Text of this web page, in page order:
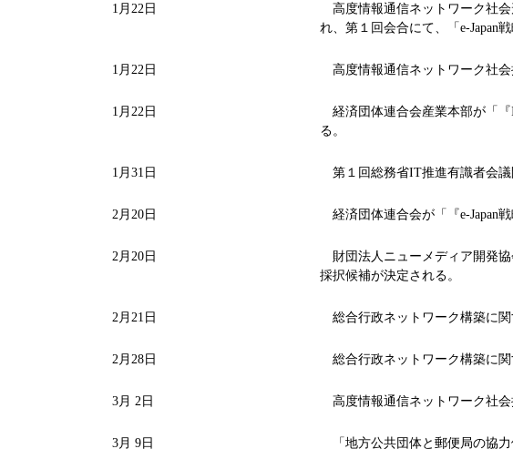
1月22日
高度情報通信ネットワーク社
れ、第１回会合にて、「e-Japan
1月22日 高度情報通信ネットワーク社会
1月22日
経済団体連合会産業本部が「
る。
1月31日 第１回総務省IT推進有識者会議
2月20日 経済団体連合会が「『e-Japan
2月20日
財団法人ニューメディア開発
採択候補が決定される。
2月21日 総合行政ネットワーク構築に関
2月28日 総合行政ネットワーク構築に関
3月 2日 高度情報通信ネットワーク社会
3月 9日 「地方公共団体と郵便局の協力